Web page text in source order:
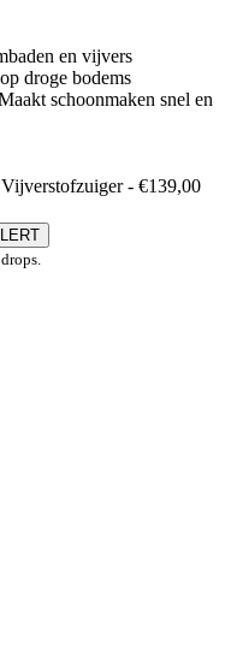
en vijvers
droge bodems
schoonmaken snel en
- €139,00